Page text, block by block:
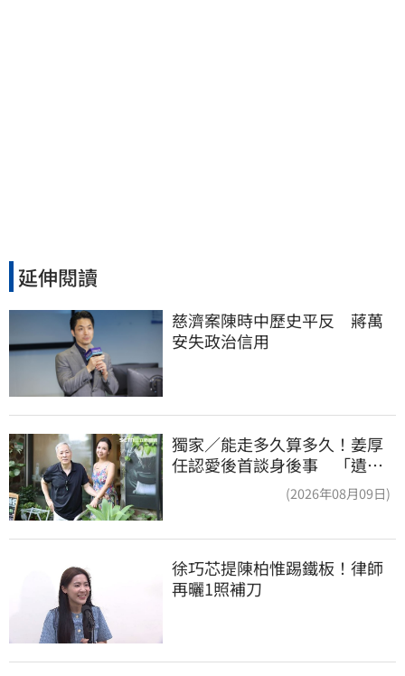
延伸閱讀
慈濟案陳時中歷史平反　蔣萬
安失政治信用
獨家／能走多久算多久！姜厚
任認愛後首談身後事 「遺囑
(2026年08月09日)
徐巧芯提陳柏惟踢鐵板！律師
再曬1照補刀